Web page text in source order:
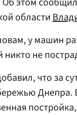
области
у машин
никто не
что за
Днепра.